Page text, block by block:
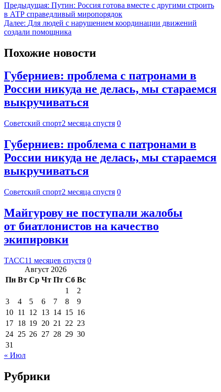
Предыдущая: Путин: Россия готова вместе с другими строить
в АТР справедливый миропорядок
Далее: Для людей с нарушением координации движений
создали помощника
Похожие новости
Губерниев: проблема с патронами в
России никуда не делась, мы стараемся
выкручиваться
Советский спорт2 месяца спустя 0
Губерниев: проблема с патронами в
России никуда не делась, мы стараемся
выкручиваться
Советский спорт2 месяца спустя 0
Майгурову не поступали жалобы
от биатлонистов на качество
экипировки
ТАСС11 месяцев спустя 0
Август 2026
Пн Вт Ср Чт Пт Сб Вс
1
2
3
4 5 6 7 8
9
10 11 12 13 14 15 16
17 18 19 20 21 22 23
24 25 26 27 28 29 30
31
« Июл
Рубрики